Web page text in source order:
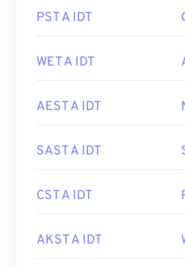
PST A IDT
WET A IDT
AEST A IDT
SAST A IDT
CST A IDT
AKST A IDT